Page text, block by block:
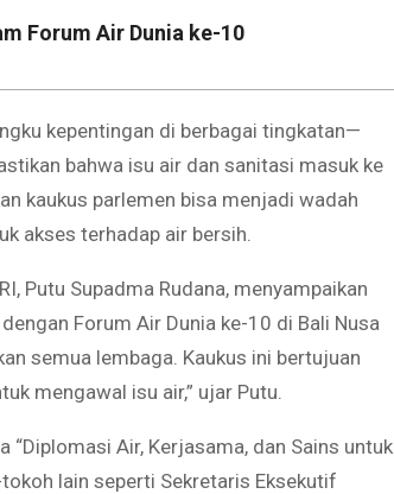
Forum Air Dunia ke-10
kepentingan di berbagai tingkatan—
bahwa isu air dan sanitasi masuk ke
kaukus parlemen bisa menjadi wadah
akses terhadap air bersih.
Putu Supadma Rudana, menyampaikan
Forum Air Dunia ke-10 di Bali Nusa
semua lembaga. Kaukus ini bertujuan
mengawal isu air,” ujar Putu.
Air, Kerjasama, dan Sains untuk
lain seperti Sekretaris Eksekutif